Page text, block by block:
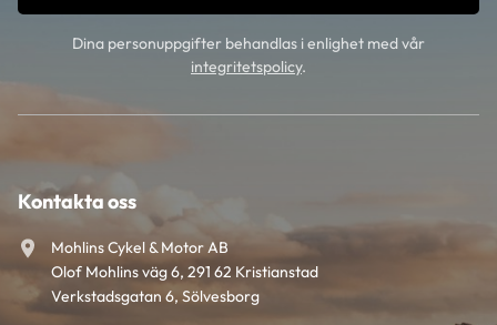
Dina personuppgifter behandlas i enlighet med vår
integritetspolicy.
Kontakta oss
Mohlins Cykel & Motor AB
Olof Mohlins väg 6, 291 62 Kristianstad
Verkstadsgatan 6, Sölvesborg